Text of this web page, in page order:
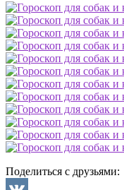
Поделиться с друзьями: